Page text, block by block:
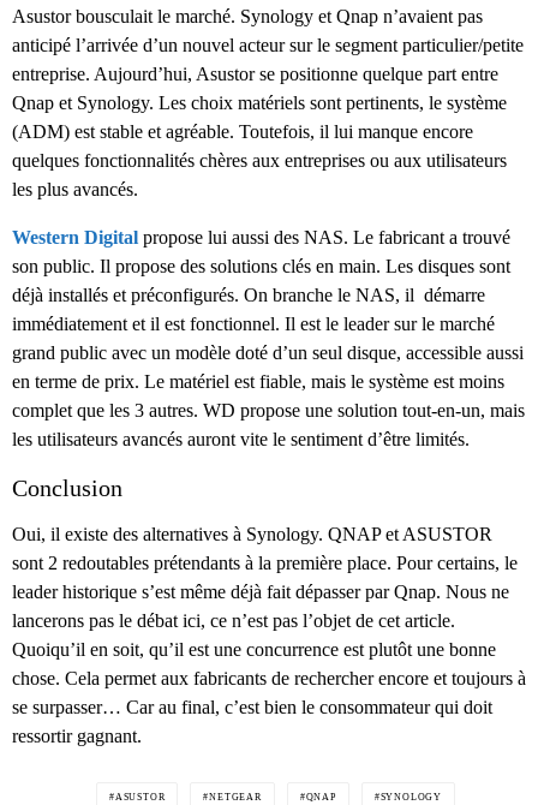
Asustor bousculait le marché. Synology et Qnap n’avaient pas
anticipé l’arrivée d’un nouvel acteur sur le segment particulier/petite
entreprise. Aujourd’hui, Asustor se positionne quelque part entre
Qnap et Synology. Les choix matériels sont pertinents, le système
(ADM) est stable et agréable. Toutefois, il lui manque encore
quelques fonctionnalités chères aux entreprises ou aux utilisateurs
les plus avancés.
Western Digital propose lui aussi des NAS. Le fabricant a trouvé
son public. Il propose des solutions clés en main. Les disques sont
déjà installés et préconfigurés. On branche le NAS, il démarre
immédiatement et il est fonctionnel. Il est le leader sur le marché
grand public avec un modèle doté d’un seul disque, accessible aussi
en terme de prix. Le matériel est fiable, mais le système est moins
complet que les 3 autres. WD propose une solution tout-en-un, mais
les utilisateurs avancés auront vite le sentiment d’être limités.
Conclusion
Oui, il existe des alternatives à Synology. QNAP et ASUSTOR
sont 2 redoutables prétendants à la première place. Pour certains, le
leader historique s’est même déjà fait dépasser par Qnap. Nous ne
lancerons pas le débat ici, ce n’est pas l’objet de cet article.
Quoiqu’il en soit, qu’il est une concurrence est plutôt une bonne
chose. Cela permet aux fabricants de rechercher encore et toujours à
se surpasser… Car au final, c’est bien le consommateur qui doit
ressortir gagnant.
ASUSTOR NETGEAR QNAP SYNOLOGY